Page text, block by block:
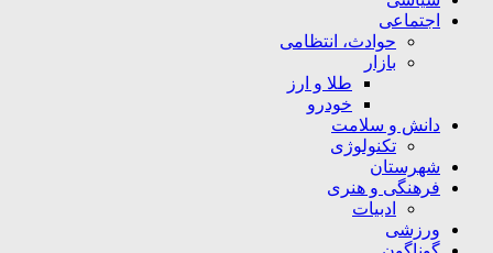
اجتماعی
حوادث، انتظامی
بازار
طلا و ارز
خودرو
دانش و سلامت
تکنولوژی
شهرستان
فرهنگی و هنری
ادبیات
ورزشی